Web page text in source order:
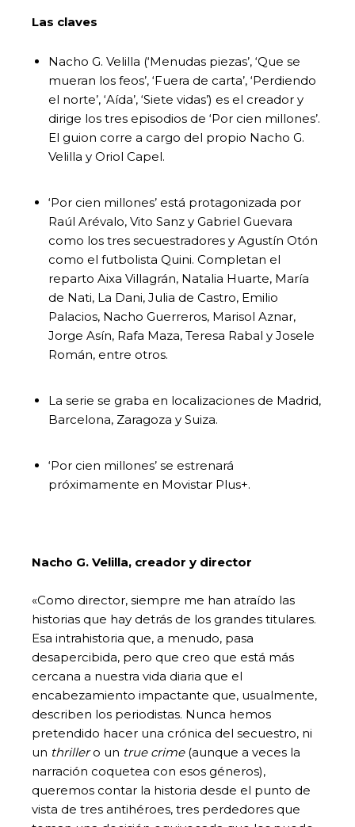
Las claves
Nacho G. Velilla (‘Menudas piezas’, ‘Que se
mueran los feos’, ‘Fuera de carta’, ‘Perdiendo
el norte’, ‘Aída’, ‘Siete vidas’) es el creador y
dirige los tres episodios de ‘Por cien millones’.
El guion corre a cargo del propio Nacho G.
Velilla y Oriol Capel.
‘Por cien millones’ está protagonizada por
Raúl Arévalo, Vito Sanz y Gabriel Guevara
como los tres secuestradores y Agustín Otón
como el futbolista Quini. Completan el
reparto Aixa Villagrán, Natalia Huarte, María
de Nati, La Dani, Julia de Castro, Emilio
Palacios, Nacho Guerreros, Marisol Aznar,
Jorge Asín, Rafa Maza, Teresa Rabal y Josele
Román, entre otros.
La serie se graba en localizaciones de Madrid,
Barcelona, Zaragoza y Suiza.
‘Por cien millones’ se estrenará
próximamente en Movistar Plus+.
Nacho G. Velilla, creador y director
«Como director, siempre me han atraído las
historias que hay detrás de los grandes titulares.
Esa intrahistoria que, a menudo, pasa
desapercibida, pero que creo que está más
cercana a nuestra vida diaria que el
encabezamiento impactante que, usualmente,
describen los periodistas. Nunca hemos
pretendido hacer una crónica del secuestro, ni
un thrillero un true crime(aunque a veces la
narración coquetea con esos géneros),
queremos contar la historia desde el punto de
vista de tres antihéroes, tres perdedores que